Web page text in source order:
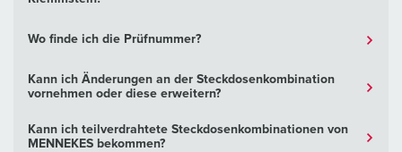
Wo finde ich die Prüfnummer?
Kann ich Änderungen an der Steckdosenkombination
vornehmen oder diese erweitern?
Kann ich teilverdrahtete Steckdosenkombinationen von
MENNEKES bekommen?